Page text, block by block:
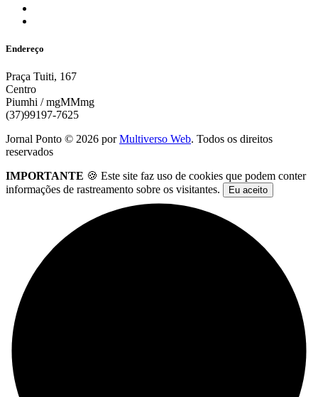
Endereço
Praça Tuiti, 167
Centro
Piumhi / mgMMmg
(37)99197-7625
Jornal Ponto © 2026 porMultiverso Web. Todos os direitos
reservados
IMPORTANTE 🍪 Este site faz uso de cookies que podem conter
informações de rastreamento sobre os visitantes.
Eu aceito